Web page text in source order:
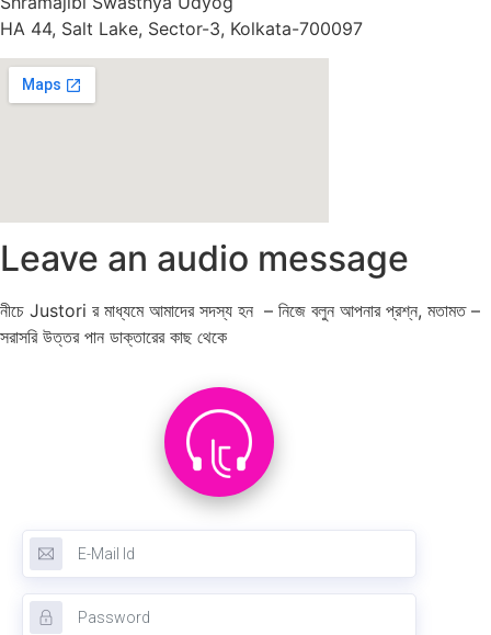
HA 44, Salt Lake, Sector-3, Kolkata-700097
Leave an audio message
নীচে Justori র মাধ্যমে আমাদের সদস্য হন – নিজে বলুন আপনার প্রশ্ন, মতামত –
সরাসরি উত্তর পান ডাক্তারের কাছ থেকে